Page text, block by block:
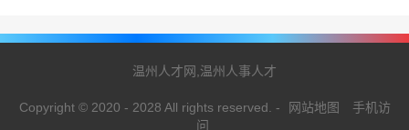
温州人才网,温州人事人才
Copyright © 2020 - 2028 All rights reserved. - 网站地图
手机访
问